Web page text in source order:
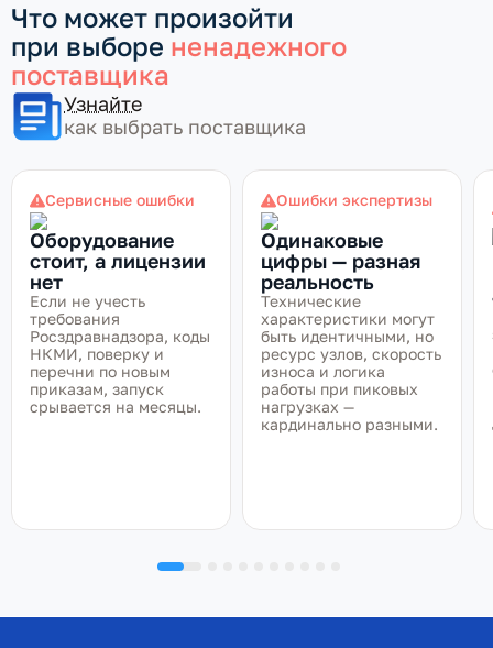
Что может произойти
при выборе ненадежного
поставщика
Узнайте
как выбрать поставщика
Сервисные ошибки
Оборудование
стоит, а лицензии
нет
Если не учесть
требования
Росздравнадзора, коды
НКМИ, поверку и
перечни по новым
приказам, запуск
срывается на месяцы.
Ошибки экспертизы
Одинаковые
цифры — разная
реальность
Технические
характеристики могут
быть идентичными, но
ресурс узлов, скорость
износа и логика
работы при пиковых
нагрузках —
кардинально разными.